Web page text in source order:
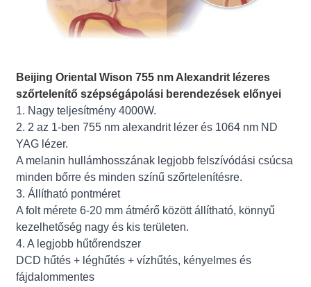
Beijing Oriental Wison 755 nm Alexandrit lézeres
szőrtelenítő szépségápolási berendezések előnyei
1. Nagy teljesítmény 4000W.
2. 2 az 1-ben 755 nm alexandrit lézer és 1064 nm ND
YAG lézer.
A melanin hullámhosszának legjobb felszívódási csúcsa
minden bőrre és minden színű szőrtelenítésre.
3. Állítható pontméret
A folt mérete 6-20 mm átmérő között állítható, könnyű
kezelhetőség nagy és kis területen.
4. A legjobb hűtőrendszer
DCD hűtés + léghűtés + vízhűtés, kényelmes és
fájdalommentes